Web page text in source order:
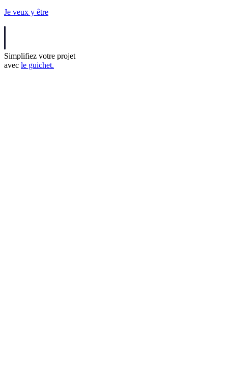
Je veux y être
Simplifiez votre projet
avec le guichet.